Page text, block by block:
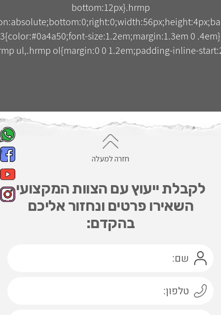
bottom:12px}.hrmp
size:1.2em;margin:1.3em 0
ul,.hrmp ol{margin:0 0 1.2em;padding-inline-
חזרה למעלה
לקבלת ייעוץ עם הצוות המקצועי
השאירו פרטים ונחזור אליכם
בהקדם: